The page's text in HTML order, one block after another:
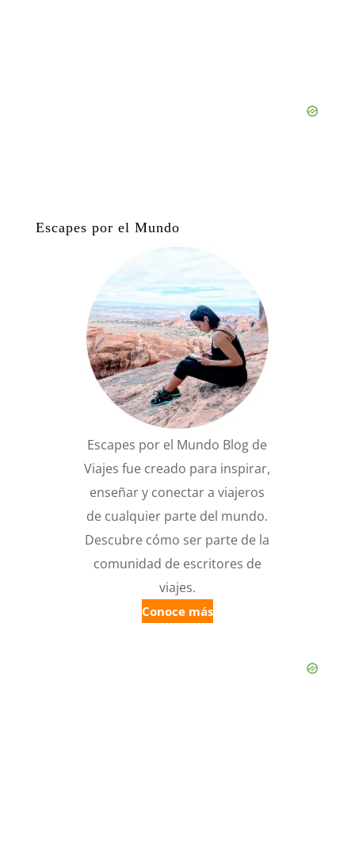
Escapes por el Mundo
Escapes por el Mundo Blog de
Viajes fue creado para inspirar,
enseñar y conectar a viajeros
de cualquier parte del mundo.
Descubre cómo ser parte de la
comunidad de escritores de
viajes.
Conoce más